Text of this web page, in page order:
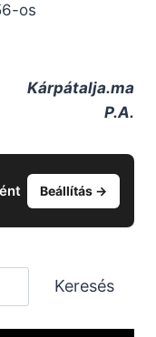
os
Kárpátalja.ma
P.A.
Beállítás →
Keresés